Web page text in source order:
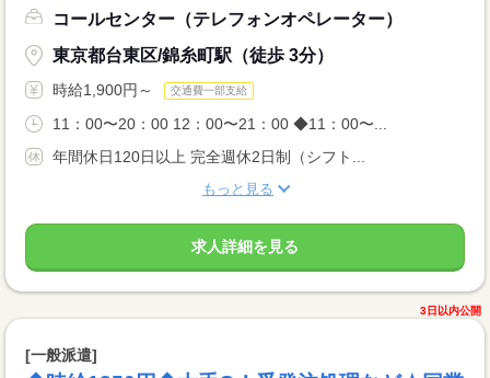
コールセンター（テレフォンオペレーター）
東京都台東区/錦糸町駅（徒歩 3分）
時給1,900円～ 交通費一部支給
11：00〜20：00 12：00〜21：00 ◆11：00〜...
年間休日120日以上 完全週休2日制（シフト...
もっと見る
求人詳細を見る
3日以内公開
[一般派遣]